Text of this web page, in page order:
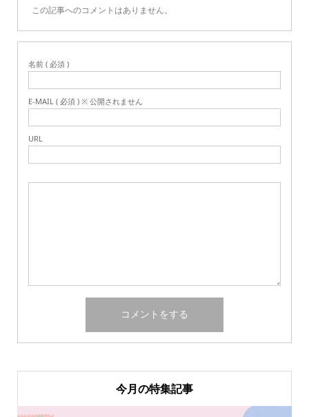
この記事へのコメントはありません。
名前 ( 必須 )
E-MAIL ( 必須 ) ※ 公開されません
URL
今月の特集記事